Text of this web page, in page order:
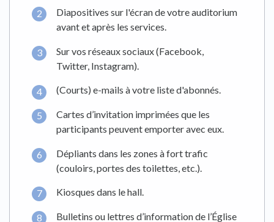
Diapositives sur l'écran de votre auditorium
avant et après les services.
Sur vos réseaux sociaux (Facebook,
Twitter, Instagram).
(Courts) e-mails à votre liste d'abonnés.
Cartes d’invitation imprimées que les
participants peuvent emporter avec eux.
Dépliants dans les zones à fort trafic
(couloirs, portes des toilettes, etc.).
Kiosques dans le hall.
Bulletins ou lettres d’information de l’Église